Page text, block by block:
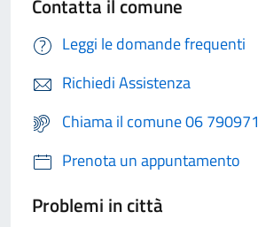
Contatta il comune
Leggi le domande frequenti
Richiedi Assistenza
Chiama il comune 06 790971
Prenota un appuntamento
Problemi in città